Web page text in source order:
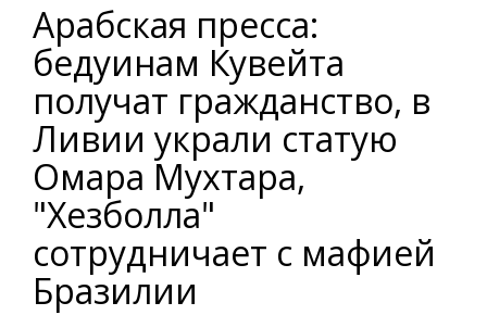
Арабская пресса:
бедуинам Кувейта
получат гражданство, в
Ливии украли статую
Омара Мухтара,
"Хезболла"
сотрудничает с мафией
Бразилии